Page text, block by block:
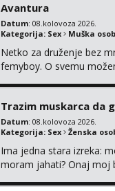
Avantura
Datum: 08.kolovoza 2026.
Kategorija: Sex Muška
Netko za druženje bez
femyboy. O svemu
Trazim muskarca da
Datum: 08.kolovoza 2026.
Kategorija: Sex Ženska
Ima jedna stara izreka:
moram jahati? Onaj moj